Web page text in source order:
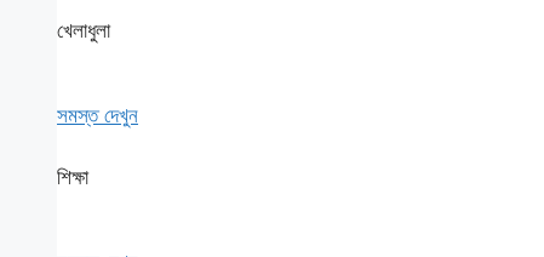
খেলাধুলা
সমস্ত দেখুন
শিক্ষা